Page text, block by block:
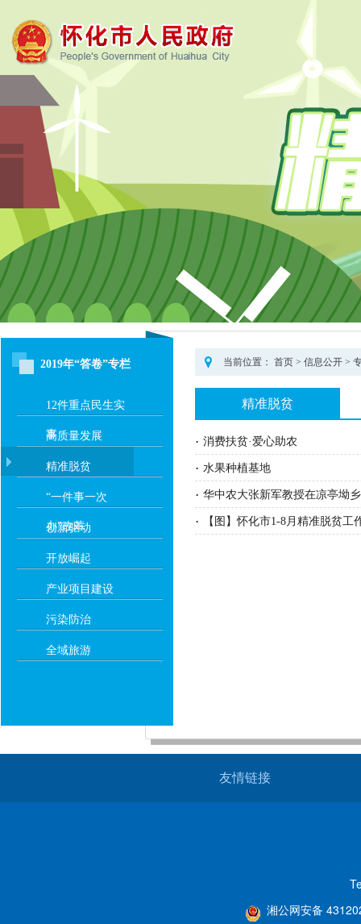
2019年“答卷”专栏
12件重点民生实
事
高质量发展
精准脱贫
“一件事一次
办”改革
创新驱动
开放崛起
产业项目建设
污染防治
全域旅游
当前位置： 首页> 信息公开>
精准脱贫
· 消费扶贫·爱心助农
· 水果种植基地
· 华中农大张新军教授在凉亭坳
· 【图】怀化市1-8月精准脱贫工
友情链接
湘公网安备